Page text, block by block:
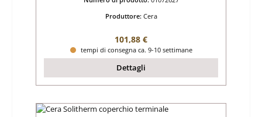
Produttore: Cera
Prezzo normale:
101,88 €
tempi di consegna ca. 9-10 settimane
Dettagli